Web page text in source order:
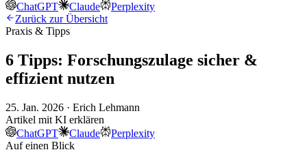
ChatGPT
Claude
Perplexity
Zurück zur Übersicht
Praxis & Tipps
6 Tipps: Forschungszulage sicher &
effizient nutzen
25. Jan. 2026 · Erich Lehmann
Artikel mit KI erklären
ChatGPT
Claude
Perplexity
Auf einen Blick